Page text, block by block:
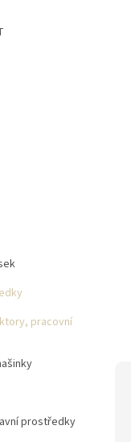
pracovní
prostředky